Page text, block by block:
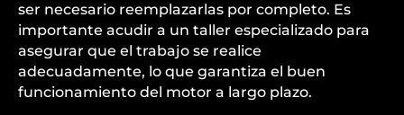
ser necesario reemplazarlas por completo. Es
importante acudir a un taller especializado para
asegurar que el trabajo se realice
adecuadamente, lo que garantiza el buen
funcionamiento del motor a largo plazo.